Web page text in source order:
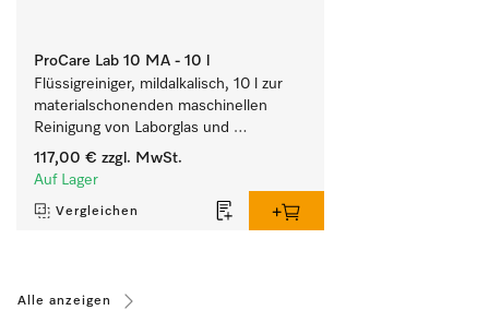
ProCare Lab 10 MA - 10 l
Flüssigreiniger, mildalkalisch, 10 l zur
materialschonenden maschinellen
Reinigung von Laborglas und
Laborutensilien.
117,00 € zzgl. MwSt.
Auf Lager
Vergleichen
Alle anzeigen